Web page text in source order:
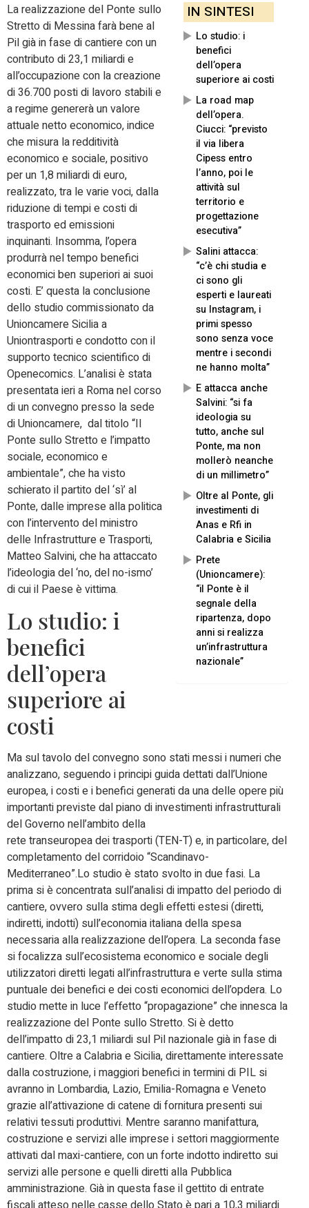
IN SINTESI
Lo studio: i
benefici
dell’opera
superiore ai costi
La road map
dell’opera.
Ciucci: “previsto
il via libera
Cipess entro
l’anno, poi le
attività sul
territorio e
progettazione
esecutiva”
Salini attacca:
“c’è chi studia e
ci sono gli
esperti e laureati
su Instagram, i
primi spesso
sono senza voce
mentre i secondi
ne hanno molta”
E attacca anche
Salvini: “si fa
ideologia su
tutto, anche sul
Ponte, ma non
mollerò neanche
di un millimetro”
Oltre al Ponte, gli
investimenti di
Anas e Rfi in
Calabria e Sicilia
Prete
(Unioncamere):
“il Ponte è il
segnale della
ripartenza, dopo
anni si realizza
un’infrastruttura
nazionale”
La realizzazione del Ponte sullo
Stretto di Messina farà bene al
Pil già in fase di cantiere con un
contributo di 23,1 miliardi e
all’occupazione con la creazione
di 36.700 posti di lavoro stabili e
a regime genererà un valore
attuale netto economico, indice
che misura la redditività
economico e sociale, positivo
per un 1,8 miliardi di euro,
realizzato, tra le varie voci, dalla
riduzione di tempi e costi di
trasporto ed emissioni
inquinanti. Insomma, l’opera
produrrà nel tempo benefici
economici ben superiori ai suoi
costi. E’ questa la conclusione
dello studio commissionato da
Unioncamere Sicilia a
Uniontrasporti e condotto con il
supporto tecnico scientifico di
Openecomics. L’analisi è stata
presentata ieri a Roma nel corso
di un convegno presso la sede
di Unioncamere, dal titolo “Il
Ponte sullo Stretto e l’impatto
sociale, economico e
ambientale”, che ha visto
schierato il partito del ‘sì’ al
Ponte, dalle imprese alla politica
con l’intervento del ministro
delle Infrastrutture e Trasporti,
Matteo Salvini, che ha attaccato
l’ideologia del ‘no, del no-ismo’
di cui il Paese è vittima.
Lo studio: i
benefici
dell’opera
superiore ai
costi
Ma sul tavolo del convegno sono stati messi i numeri che
analizzano, seguendo i principi guida dettati dall’Unione
europea, i costi e i benefici generati da una delle opere più
importanti previste dal piano di investimenti infrastrutturali
del Governo nell’ambito della
rete transeuropea dei trasporti (TEN-T) e, in particolare, del
completamento del corridoio “Scandinavo-
Mediterraneo”.Lo studio è stato svolto in due fasi. La
prima si è concentrata sull’analisi di impatto del periodo di
cantiere, ovvero sulla stima degli effetti estesi (diretti,
indiretti, indotti) sull’economia italiana della spesa
necessaria alla realizzazione dell’opera. La seconda fase
si focalizza sull’ecosistema economico e sociale degli
utilizzatori diretti legati all’infrastruttura e verte sulla stima
puntuale dei benefici e dei costi economici dell’opdera. Lo
studio mette in luce l’effetto “propagazione” che innesca la
realizzazione del Ponte sullo Stretto. Si è detto
dell’impatto di 23,1 miliardi sul Pil nazionale già in fase di
cantiere. Oltre a Calabria e Sicilia, direttamente interessate
dalla costruzione, i maggiori benefici in termini di PIL si
avranno in Lombardia, Lazio, Emilia-Romagna e Veneto
grazie all’attivazione di catene di fornitura presenti sui
relativi tessuti produttivi. Mentre saranno manifattura,
costruzione e servizi alle imprese i settori maggiormente
attivati dal maxi-cantiere, con un forte indotto indiretto sui
servizi alle persone e quelli diretti alla Pubblica
amministrazione. Già in questa fase il gettito di entrate